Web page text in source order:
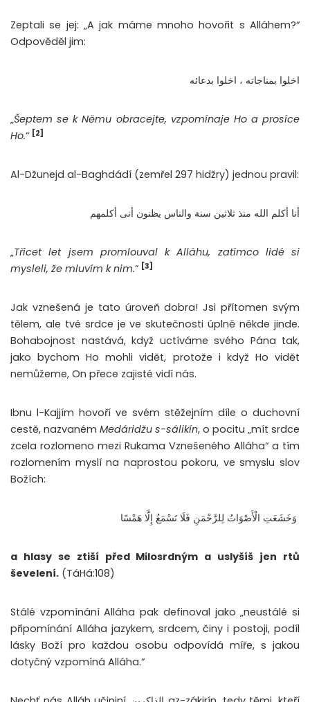
Zeptali se jej: „A jak máme mnoho hovořit s Alláhem?“
Odpověděl jim:
اخلوا بمناجاته ، اخلوا بدعائه
„Šeptem se k Němu obracejte, vzpomínaje Ho a prosíce
Ho.“ [2]
Al-Džunejd al-Baghdádí (zemřel 297 hidžry) jednou pravil:
أنا أكلم الله منذ ثلاثين سنة والناس يظنون أنى أكلمهم
„Třicet let jsem promlouval k Alláhu, zatímco lidé si
mysleli, že mluvím k nim.“ [3]
Jak vznešená je tato úroveň dobra! Jsi přítomen svým
tělem, ale tvé srdce je ve skutečnosti úplně někde jinde.
Bohabojnost nastává, když uctíváme svého Pána tak,
jako bychom Ho mohli vidět, protože i když Ho vidět
nemůžeme, On přece zajisté vidí nás.
Ibnu l-Kajjím hovoří ve svém stěžejním díle o duchovní
cestě, nazvaném Medáridžu s-sálikín, o pocitu „mít srdce
zcela rozlomeno mezi Rukama Vznešeného Alláha“ a tím
rozlomením myslí na naprostou pokoru, ve smyslu slov
Božích:
a hlasy se ztiší před Milosrdným a uslyšíš jen rtů
ševelení. (TáHá:108)
Stálé vzpomínání Alláha pak definoval jako „neustálé si
připomínání Alláha jazykem, srdcem, činy i postoji, podíl
lásky Boží pro každou osobu odpovídá míře, s jakou
dotyčný vzpomíná Alláha.“